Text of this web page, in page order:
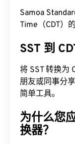
Samoa
Time（CDT）
SST 到
将 SST 转换为
朋友或同事分
简单工具。
为什么您
换器？